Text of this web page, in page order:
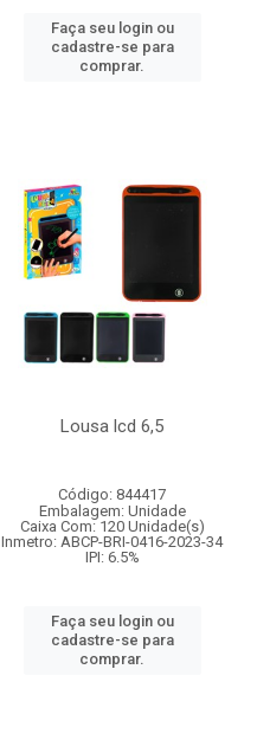
Faça seu login ou
cadastre-se para
comprar.
Lousa lcd 6,5
Código: 844417
Embalagem: Unidade
Caixa Com: 120 Unidade(s)
Inmetro: ABCP-BRI-0416-2023-34
IPI: 6.5%
Faça seu login ou
cadastre-se para
comprar.